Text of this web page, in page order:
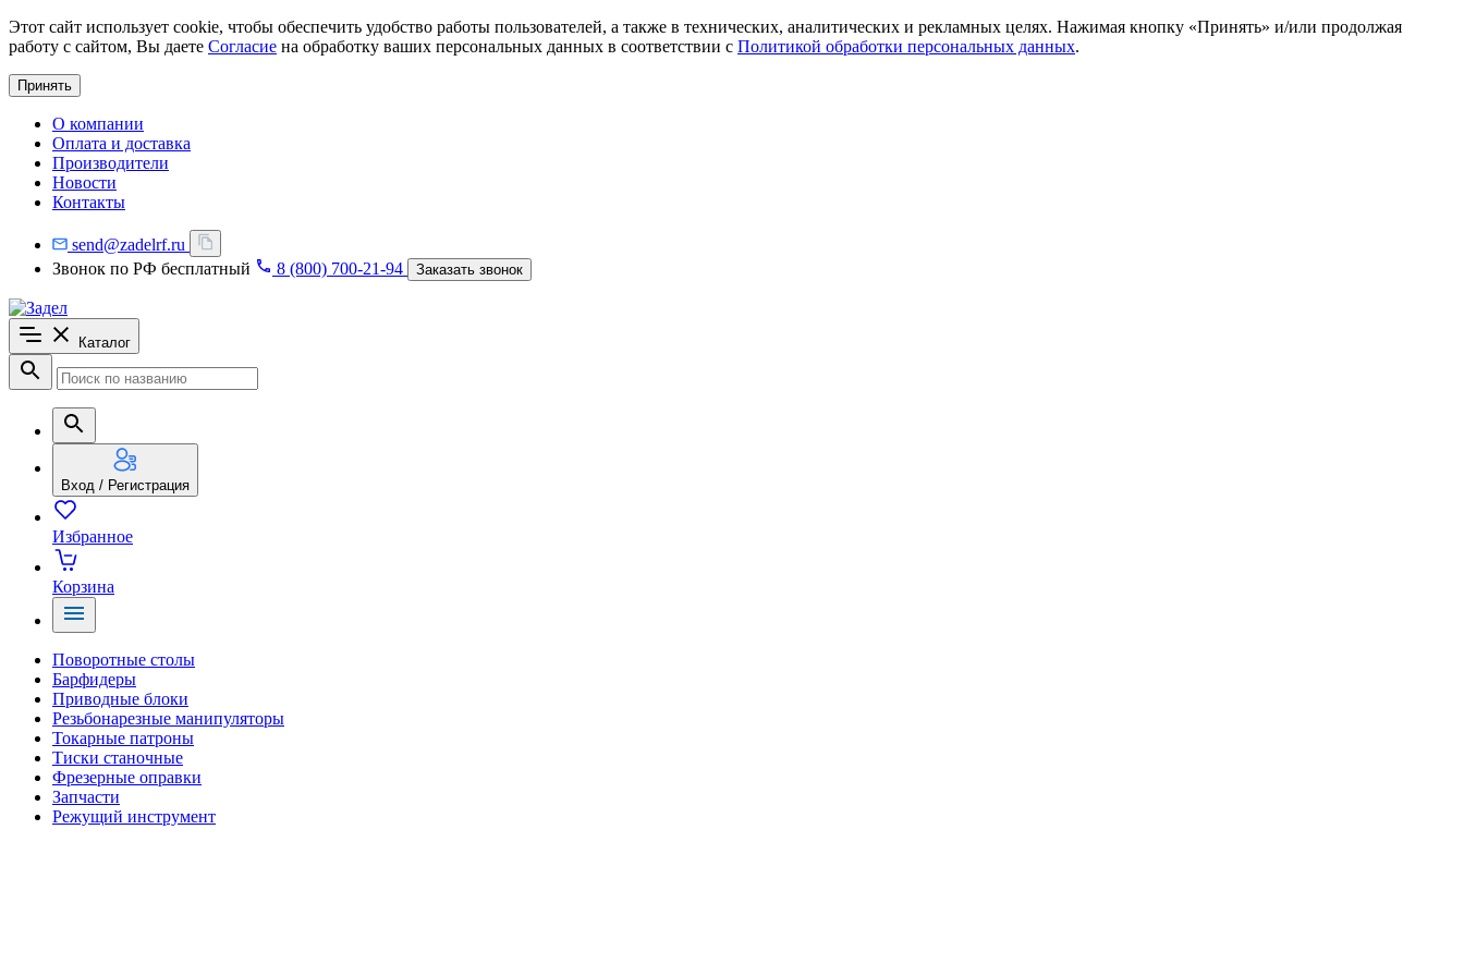
Этот сайт использует cookie, чтобы обеспечить удобство работы пользователей, а также в технических, аналитических и рекламных целях. Нажимая кнопку «Принять» и/или продолжая
работу с сайтом, Вы даете Согласие на обработку ваших персональных данных в соответствии с Политикой обработки персональных данных.
Принять
О компании
Оплата и доставка
Производители
Новости
Контакты
send@zadelrf.ru
Звонок по РФ бесплатный
8 (800) 700-21-94 Заказать звонок
Каталог
Вход / Регистрация
Избранное
Корзина
Поворотные столы
Барфидеры
Приводные блоки
Резьбонарезные манипуляторы
Токарные патроны
Тиски станочные
Фрезерные оправки
Запчасти
Режущий инструмент